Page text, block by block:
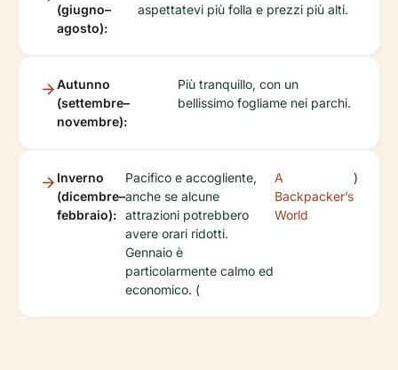
(giugno–
agosto):
aspettatevi più folla e prezzi più alti.
Autunno
(settembre–
novembre):
Più tranquillo, con un
bellissimo fogliame nei parchi.
Inverno
(dicembre–
febbraio):
Pacifico e accogliente,
anche se alcune
attrazioni potrebbero
avere orari ridotti.
Gennaio è
particolarmente calmo ed
economico. (
A
Backpacker’s
World
)